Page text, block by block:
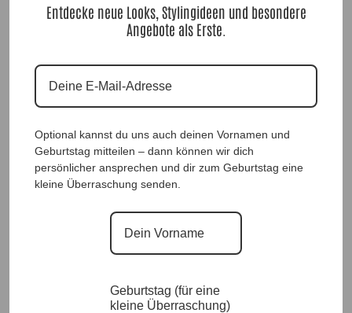
Entdecke neue Looks, Stylingideen und besondere
Angebote als Erste.
Optional kannst du uns auch deinen Vornamen und
Geburtstag mitteilen – dann können wir dich
persönlicher ansprechen und dir zum Geburtstag eine
kleine Überraschung senden.
Geburtstag (für eine
kleine Überraschung)